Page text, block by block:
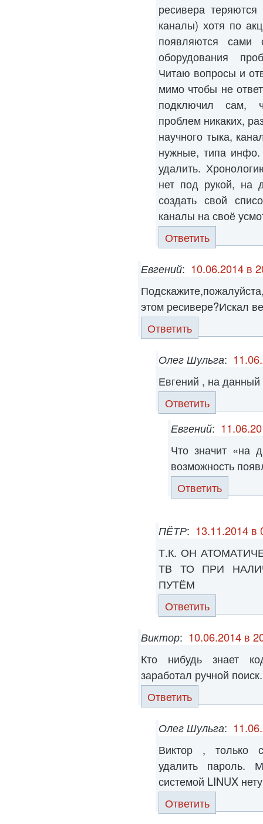
ресивера
каналы) хотя по
появляются сами
оборудования
Читаю вопросы и
мимо чтобы не
подключил сам,
проблем никаких,
научного тыка,
нужные, типа
удалить.
нет под рукой, на
создать свой
каналы на своё
Ответить
Евгений: 10.06.2014 в
этом ресивере?Искал
Ответить
Олег Шульга:
Евгений , на
Ответить
Евгений:
Что значит «на
возможность
Ответить
ПЁТР: 13.11.2014 в
Т.К. ОН
ТВ ТО ПРИ
ПУТЁМ
Ответить
Виктор: 10.06.2014 в
Кто нибудь знает
заработал ручной поиск.
Ответить
Олег Шульга:
Виктор , только
удалить пароль.
системой LINUX
Ответить